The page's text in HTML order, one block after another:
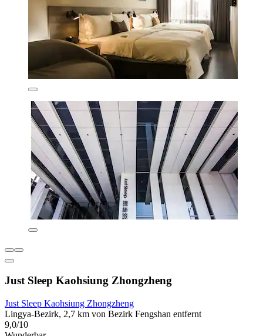
Just Sleep Kaohsiung Zhongzheng
Just Sleep Kaohsiung Zhongzheng
Lingya-Bezirk, 2,7 km von Bezirk Fengshan entfernt
9,0/10